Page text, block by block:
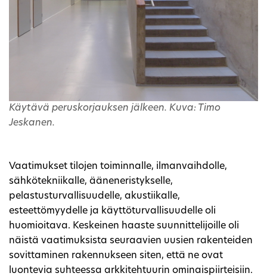
Käytävä peruskorjauksen jälkeen. Kuva: Timo
Jeskanen.
Vaatimukset tilojen toiminnalle, ilmanvaihdolle,
sähkötekniikalle, ääneneristykselle,
pelastusturvallisuudelle, akustiikalle,
esteettömyydelle ja käyttöturvallisuudelle oli
huomioitava. Keskeinen haaste suunnittelijoille oli
näistä vaatimuksista seuraavien uusien rakenteiden
sovittaminen rakennukseen siten, että ne ovat
luontevia suhteessa arkkitehtuurin ominaispiirteisiin.